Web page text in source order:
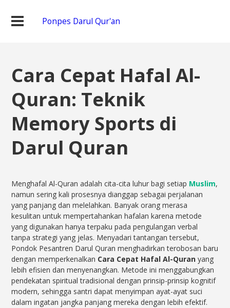
Ponpes Darul Qur'an
Cara Cepat Hafal Al-
Quran: Teknik
Memory Sports di
Darul Quran
Menghafal Al-Quran adalah cita-cita luhur bagi setiap Muslim,
namun sering kali prosesnya dianggap sebagai perjalanan
yang panjang dan melelahkan. Banyak orang merasa
kesulitan untuk mempertahankan hafalan karena metode
yang digunakan hanya terpaku pada pengulangan verbal
tanpa strategi yang jelas. Menyadari tantangan tersebut,
Pondok Pesantren Darul Quran menghadirkan terobosan baru
dengan memperkenalkan Cara Cepat Hafal Al-Quran yang
lebih efisien dan menyenangkan. Metode ini menggabungkan
pendekatan spiritual tradisional dengan prinsip-prinsip kognitif
modern, sehingga santri dapat menyimpan ayat-ayat suci
dalam ingatan jangka panjang mereka dengan lebih efektif.